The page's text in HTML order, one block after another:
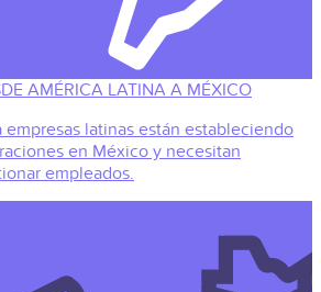
AMÉRICA LATINA A MÉXICO
empresas latinas están estableciendo
en México y necesitan
empleados.